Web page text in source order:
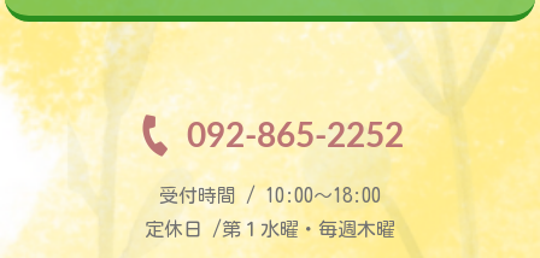
092-865-2252
受付時間 / 10:00〜18:00
定休日 /第１水曜・毎週木曜